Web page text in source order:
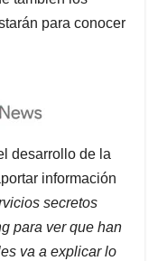
para conocer
desarrollo de la
información
secretos
para ver que han
va a explicar lo